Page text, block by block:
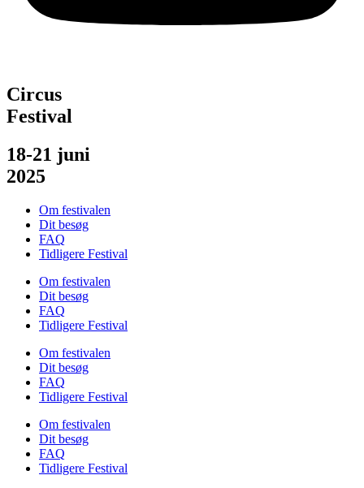
Circus
Festival
18-21 juni
2025
Om festivalen
Dit besøg
FAQ
Tidligere Festival
Om festivalen
Dit besøg
FAQ
Tidligere Festival
Om festivalen
Dit besøg
FAQ
Tidligere Festival
Om festivalen
Dit besøg
FAQ
Tidligere Festival